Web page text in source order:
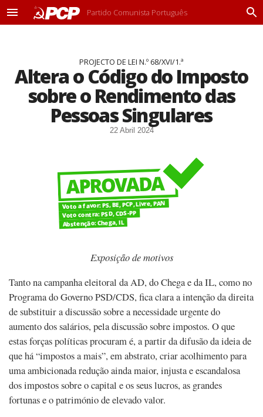
M
Partido Comunista Português
P
PROJECTO DE LEI N.º 68/XVI/1.ª
Altera o Código do Imposto
sobre o Rendimento das
Pessoas Singulares
22 Abril 2024
Voto a favor: PS, BE, PCP, Livre, PAN
Voto contra: PSD, CDS-PP
Abstenção: Chega, IL
Exposição de motivos
Tanto na campanha eleitoral da AD, do Chega e da IL, como no
Programa do Governo PSD/CDS, fica clara a intenção da direita
de substituir a discussão sobre a necessidade urgente do
aumento dos salários, pela discussão sobre impostos. O que
estas forças políticas procuram é, a partir da difusão da ideia de
que há “impostos a mais”, em abstrato, criar acolhimento para
uma ambicionada redução ainda maior, injusta e escandalosa
dos impostos sobre o capital e os seus lucros, as grandes
fortunas e o património de elevado valor.